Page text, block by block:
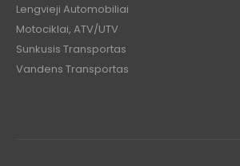
Lengvieji Automobiliai
Motociklai, ATV/UTV
Sunkusis Transportas
Vandens Transportas